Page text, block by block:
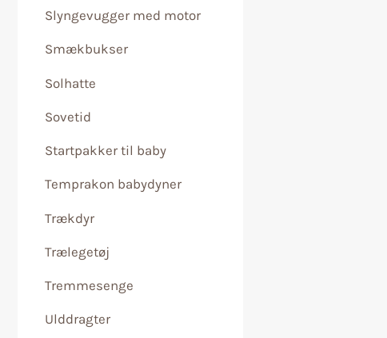
Slyngevugger med motor
Smækbukser
Solhatte
Sovetid
Startpakker til baby
Temprakon babydyner
Trækdyr
Trælegetøj
Tremmesenge
Ulddragter